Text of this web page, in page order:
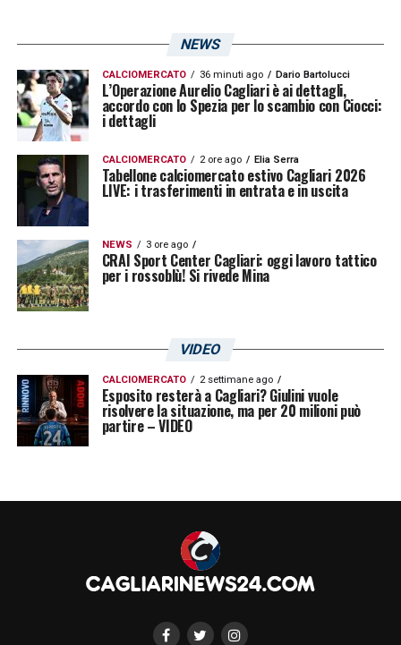
NEWS
CALCIOMERCATO 36 minuti ago Dario Bartolucci
L’Operazione Aurelio Cagliari è ai dettagli,
accordo con lo Spezia per lo scambio con Ciocci:
i dettagli
CALCIOMERCATO 2 ore ago Elia Serra
Tabellone calciomercato estivo Cagliari 2026
LIVE: i trasferimenti in entrata e in uscita
NEWS 3 ore ago
CRAI Sport Center Cagliari: oggi lavoro tattico
per i rossoblù! Si rivede Mina
VIDEO
CALCIOMERCATO 2 settimane ago
Esposito resterà a Cagliari? Giulini vuole
risolvere la situazione, ma per 20 milioni può
partire – VIDEO